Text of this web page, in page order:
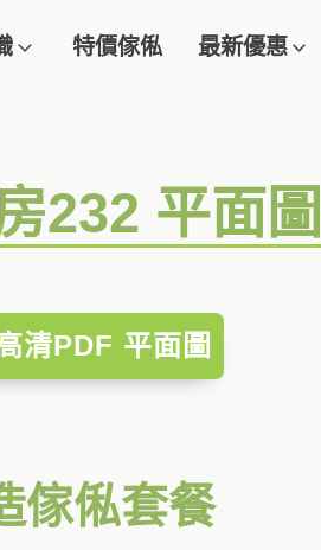
特價傢俬 最新優惠
232 平面
清PDF 平面圖
傢俬套餐